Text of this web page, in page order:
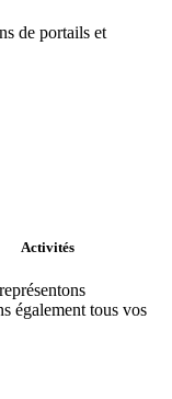
de portails et
Activités
également tous vos